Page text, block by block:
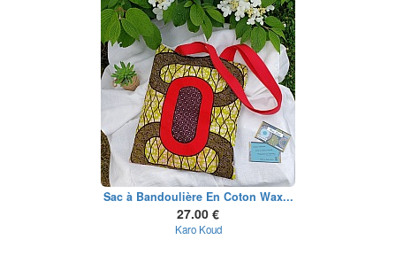
Sac à Bandoulière En Coton Wax...
27.00 €
Karo Koud